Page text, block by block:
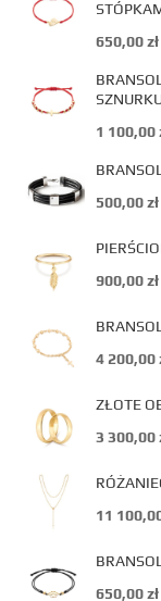
650,00zł
1 100,00
500,00zł
900,00zł
4 200,00
ZŁOTE
3 300,00
11
650,00zł